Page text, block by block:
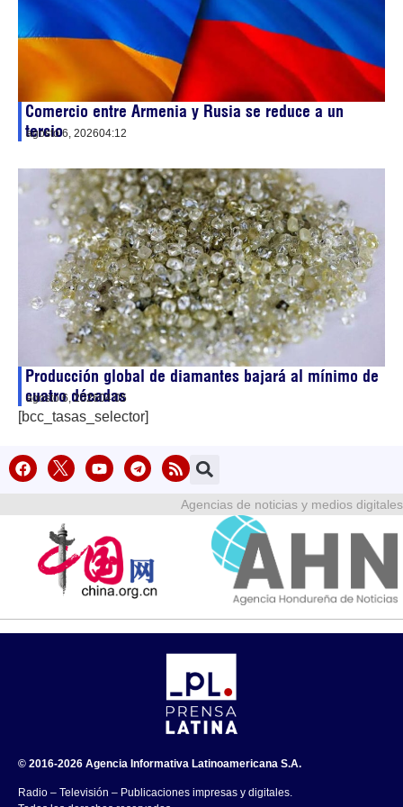
Comercio entre Armenia y Rusia se reduce a un
tercio
agosto 6, 202604:12
Producción global de diamantes bajará al mínimo de
cuatro décadas
agosto 6, 202604:05
[bcc_tasas_selector]
Agencias de noticias y medios digitales
© 2016-2026 Agencia Informativa Latinoamericana S.A.
Radio – Televisión – Publicaciones impresas y digitales.